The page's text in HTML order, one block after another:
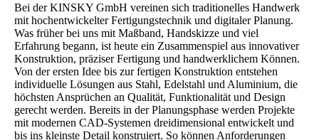
Bei der KINSKY GmbH vereinen sich traditionelles Handwerk
mit hochentwickelter Fertigungstechnik und digitaler Planung.
Was früher bei uns mit Maßband, Handskizze und viel
Erfahrung begann, ist heute ein Zusammenspiel aus innovativer
Konstruktion, präziser Fertigung und handwerklichem Können.
Von der ersten Idee bis zur fertigen Konstruktion entstehen
individuelle Lösungen aus Stahl, Edelstahl und Aluminium, die
höchsten Ansprüchen an Qualität, Funktionalität und Design
gerecht werden. Bereits in der Planungsphase werden Projekte
mit modernen CAD-Systemen dreidimensional entwickelt und
bis ins kleinste Detail konstruiert. So können Anforderungen